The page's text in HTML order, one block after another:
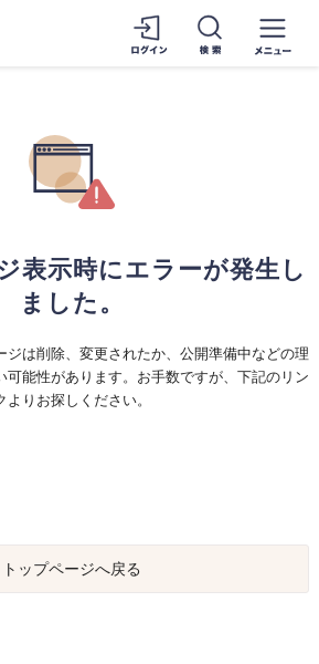
表示時にエラーが発生し
ました。
ジは削除、変更されたか、公開準備中などの理
可能性があります。お手数ですが、下記のリン
よりお探しください。
トップページへ戻る